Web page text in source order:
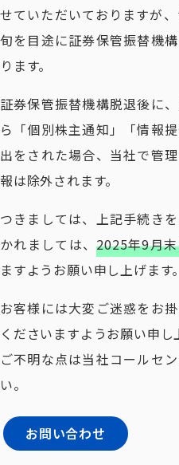
せていただいておりますが
旬を目途に証券保管振替機
ります。
証券保管振替機構脱退後に
ら「個別株主通知」「情報
出をされた場合、当社で管
報は除外されます。
つきましては、上記手続き
かれましては、2025年9月
ますようお願い申し上げます。
お客様には大変ご迷惑をお
くださいますようお願い申し
ご不明な点は当社コールセ
い。
お問い合わせ